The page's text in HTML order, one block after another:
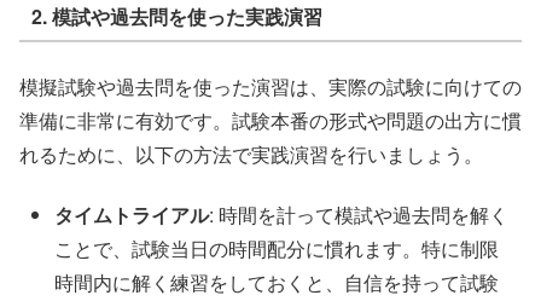
2. 模試や過去問を使った実践演習
模擬試験や過去問を使った演習は、実際の試験に向けての
準備に非常に有効です。試験本番の形式や問題の出方に慣
れるために、以下の方法で実践演習を行いましょう。
タイムトライアル: 時間を計って模試や過去問を解く
ことで、試験当日の時間配分に慣れます。特に制限
時間内に解く練習をしておくと、自信を持って試験